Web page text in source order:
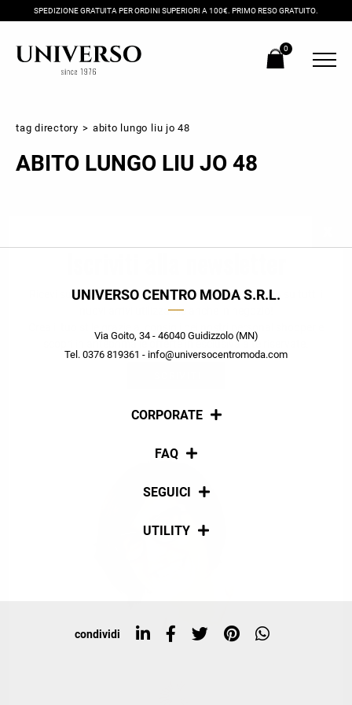
SPEDIZIONE GRATUITA PER ORDINI SUPERIORI A 100€. PRIMO RESO GRATUITO.
0
tag directory > abito lungo liu jo 48
ABITO LUNGO LIU JO 48
UNIVERSO CENTRO MODA S.R.L.
Via Goito, 34 - 46040 Guidizzolo (MN)
Tel. 0376 819361 - info@universocentromoda.com
CORPORATE
Chi siamo
FAQ
Pagamenti
SEGUICI
Social
UTILITY
Top ricerche
condividi
Ricevi subito il tuo promocode con lo sconto del 20% su tutti i
nuovi arrivi utilizzabile anche in negozio!
scopri in anteprima le offerte in esclusiva a te riservate.